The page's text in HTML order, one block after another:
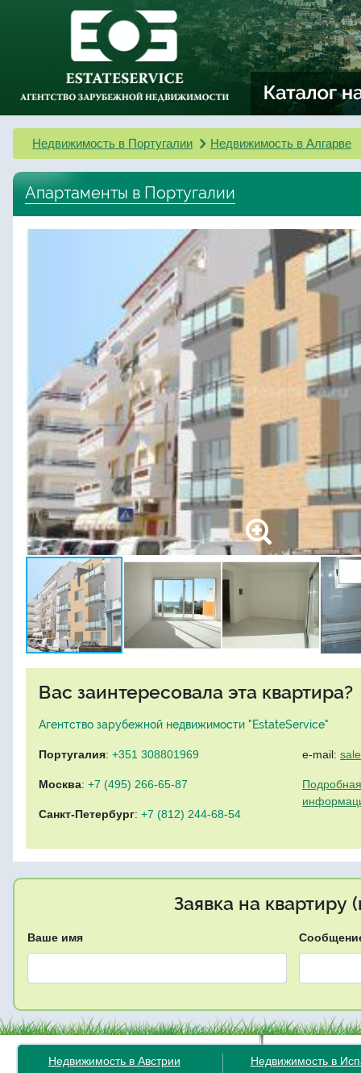
Недвижимость в Португалии Недвижимость в Алгарве
Апартаменты в Португалии
Вас заинтересовала эта квартира?
Агентство зарубежной недвижимости "EstateService"
Португалия: +351 308801969
Москва: +7 (495) 266-65-87
Санкт-Петербург: +7 (812) 244-68-54
e-mail:
Заявка на квартиру
Ваше имя
Недвижимость в Австрии
Недвижимость в